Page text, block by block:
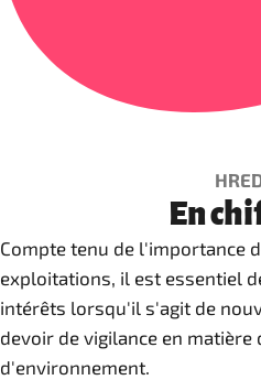
En
Compte tenu de l'importance
exploitations, il est essentiel
intérêts lorsqu'il s'agit de
devoir de vigilance en
d'environnement.